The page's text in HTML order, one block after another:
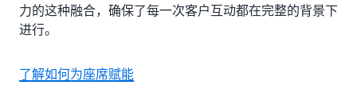
力的这种融合，确保了每一次客户互动都在完整的背景下
进行。
了解如何为座席赋能